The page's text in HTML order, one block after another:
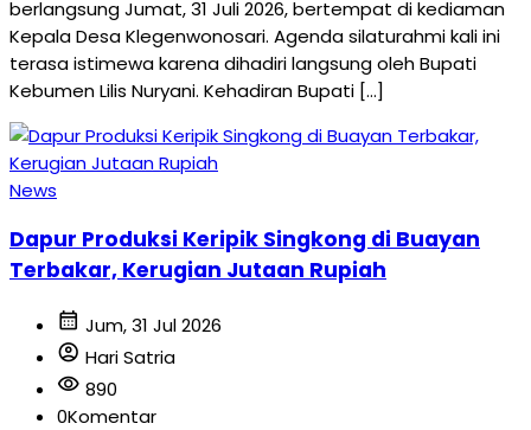
berlangsung Jumat, 31 Juli 2026, bertempat di kediaman
Kepala Desa Klegenwonosari. Agenda silaturahmi kali ini
terasa istimewa karena dihadiri langsung oleh Bupati
Kebumen Lilis Nuryani. Kehadiran Bupati […]
News
Dapur Produksi Keripik Singkong di Buayan
Terbakar, Kerugian Jutaan Rupiah
calendar_month Jum, 31 Jul 2026
account_circle Hari Satria
visibility 890
0Komentar